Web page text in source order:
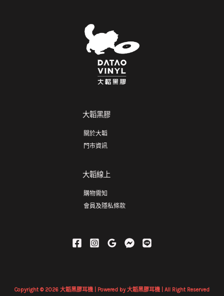
大韜黑膠
關於大韜
門市資訊
大韜線上
購物需知
會員及隱私條款
Copyright © 2026 大韜黑膠耳機 | Powered by 大韜黑膠耳機 | All Right Reserved